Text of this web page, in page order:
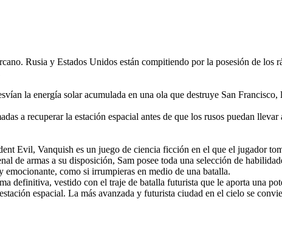
Rusia y Estados Unidos están compitiendo por la posesión de
la energía solar acumulada en una ola que destruye San
a recuperar la estación espacial antes de que los rusos puedan
Evil, Vanquish es un juego de ciencia ficción en el que el jugador
de armas a su disposición, Sam posee toda una selección de
como si irrumpieras en medio de una batalla.
definitiva, vestido con el traje de batalla futurista que le aporta una
espacial. La más avanzada y futurista ciudad en el cielo se